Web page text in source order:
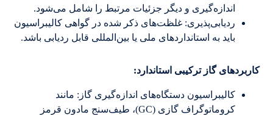
اندازه‌گیری و دیگر جزئیات مرتبط را شامل می‌شود.
ردیابی‌پذیری: غلظت‌های ذکر شده در گواهی کالیبراسیون
باید به استانداردهای ملی یا بین‌المللی قابل ردیابی باشد.
کاربردهای گاز ترکیبی استاندارد:
کالیبراسیون دستگاه‌های اندازه‌گیری گاز: مانند
کروماتوگراف گازی (GC)، طیف‌سنج مادون قرمز